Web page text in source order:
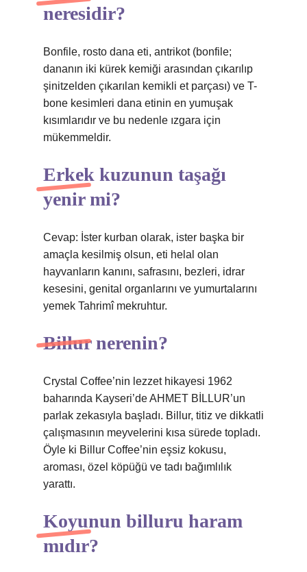
neresidir?
Bonfile, rosto dana eti, antrikot (bonfile;
dananın iki kürek kemiği arasından çıkarılıp
şinitzelden çıkarılan kemikli et parçası) ve T-
bone kesimleri dana etinin en yumuşak
kısımlarıdır ve bu nedenle ızgara için
mükemmeldir.
Erkek kuzunun taşağı
yenir mi?
Cevap: İster kurban olarak, ister başka bir
amaçla kesilmiş olsun, eti helal olan
hayvanların kanını, safrasını, bezleri, idrar
kesesini, genital organlarını ve yumurtalarını
yemek Tahrimî mekruhtur.
Billur nerenin?
Crystal Coffee’nin lezzet hikayesi 1962
baharında Kayseri’de AHMET BİLLUR’un
parlak zekasıyla başladı. Billur, titiz ve dikkatli
çalışmasının meyvelerini kısa sürede topladı.
Öyle ki Billur Coffee’nin eşsiz kokusu,
aroması, özel köpüğü ve tadı bağımlılık
yarattı.
Koyunun billuru haram
mıdır?